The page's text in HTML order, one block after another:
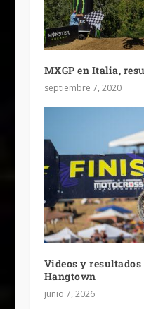
MXGP en Italia,
septiembre 7, 2020
Videos y resultados
Hangtown
junio 7, 2026